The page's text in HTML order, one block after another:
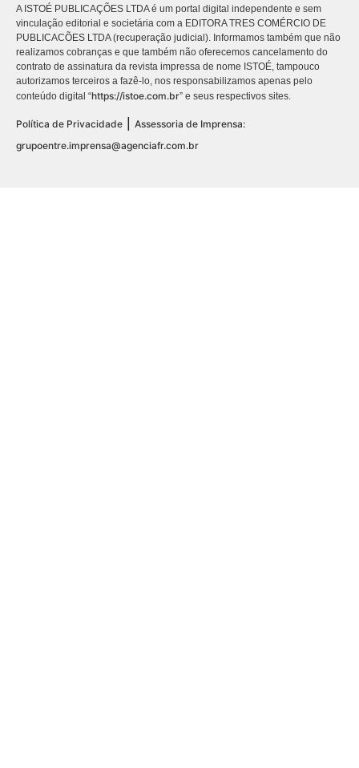
A ISTOÉ PUBLICAÇÕES LTDA é um portal digital independente e sem
vinculação editorial e societária com a EDITORA TRES COMÉRCIO DE
PUBLICACÕES LTDA (recuperação judicial). Informamos também que não
realizamos cobranças e que também não oferecemos cancelamento do
contrato de assinatura da revista impressa de nome ISTOÉ, tampouco
autorizamos terceiros a fazê-lo, nos responsabilizamos apenas pelo
conteúdo digital “https://istoe.com.br” e seus respectivos sites.
Política de Privacidade
Assessoria de Imprensa:
grupoentre.imprensa@agenciafr.com.br